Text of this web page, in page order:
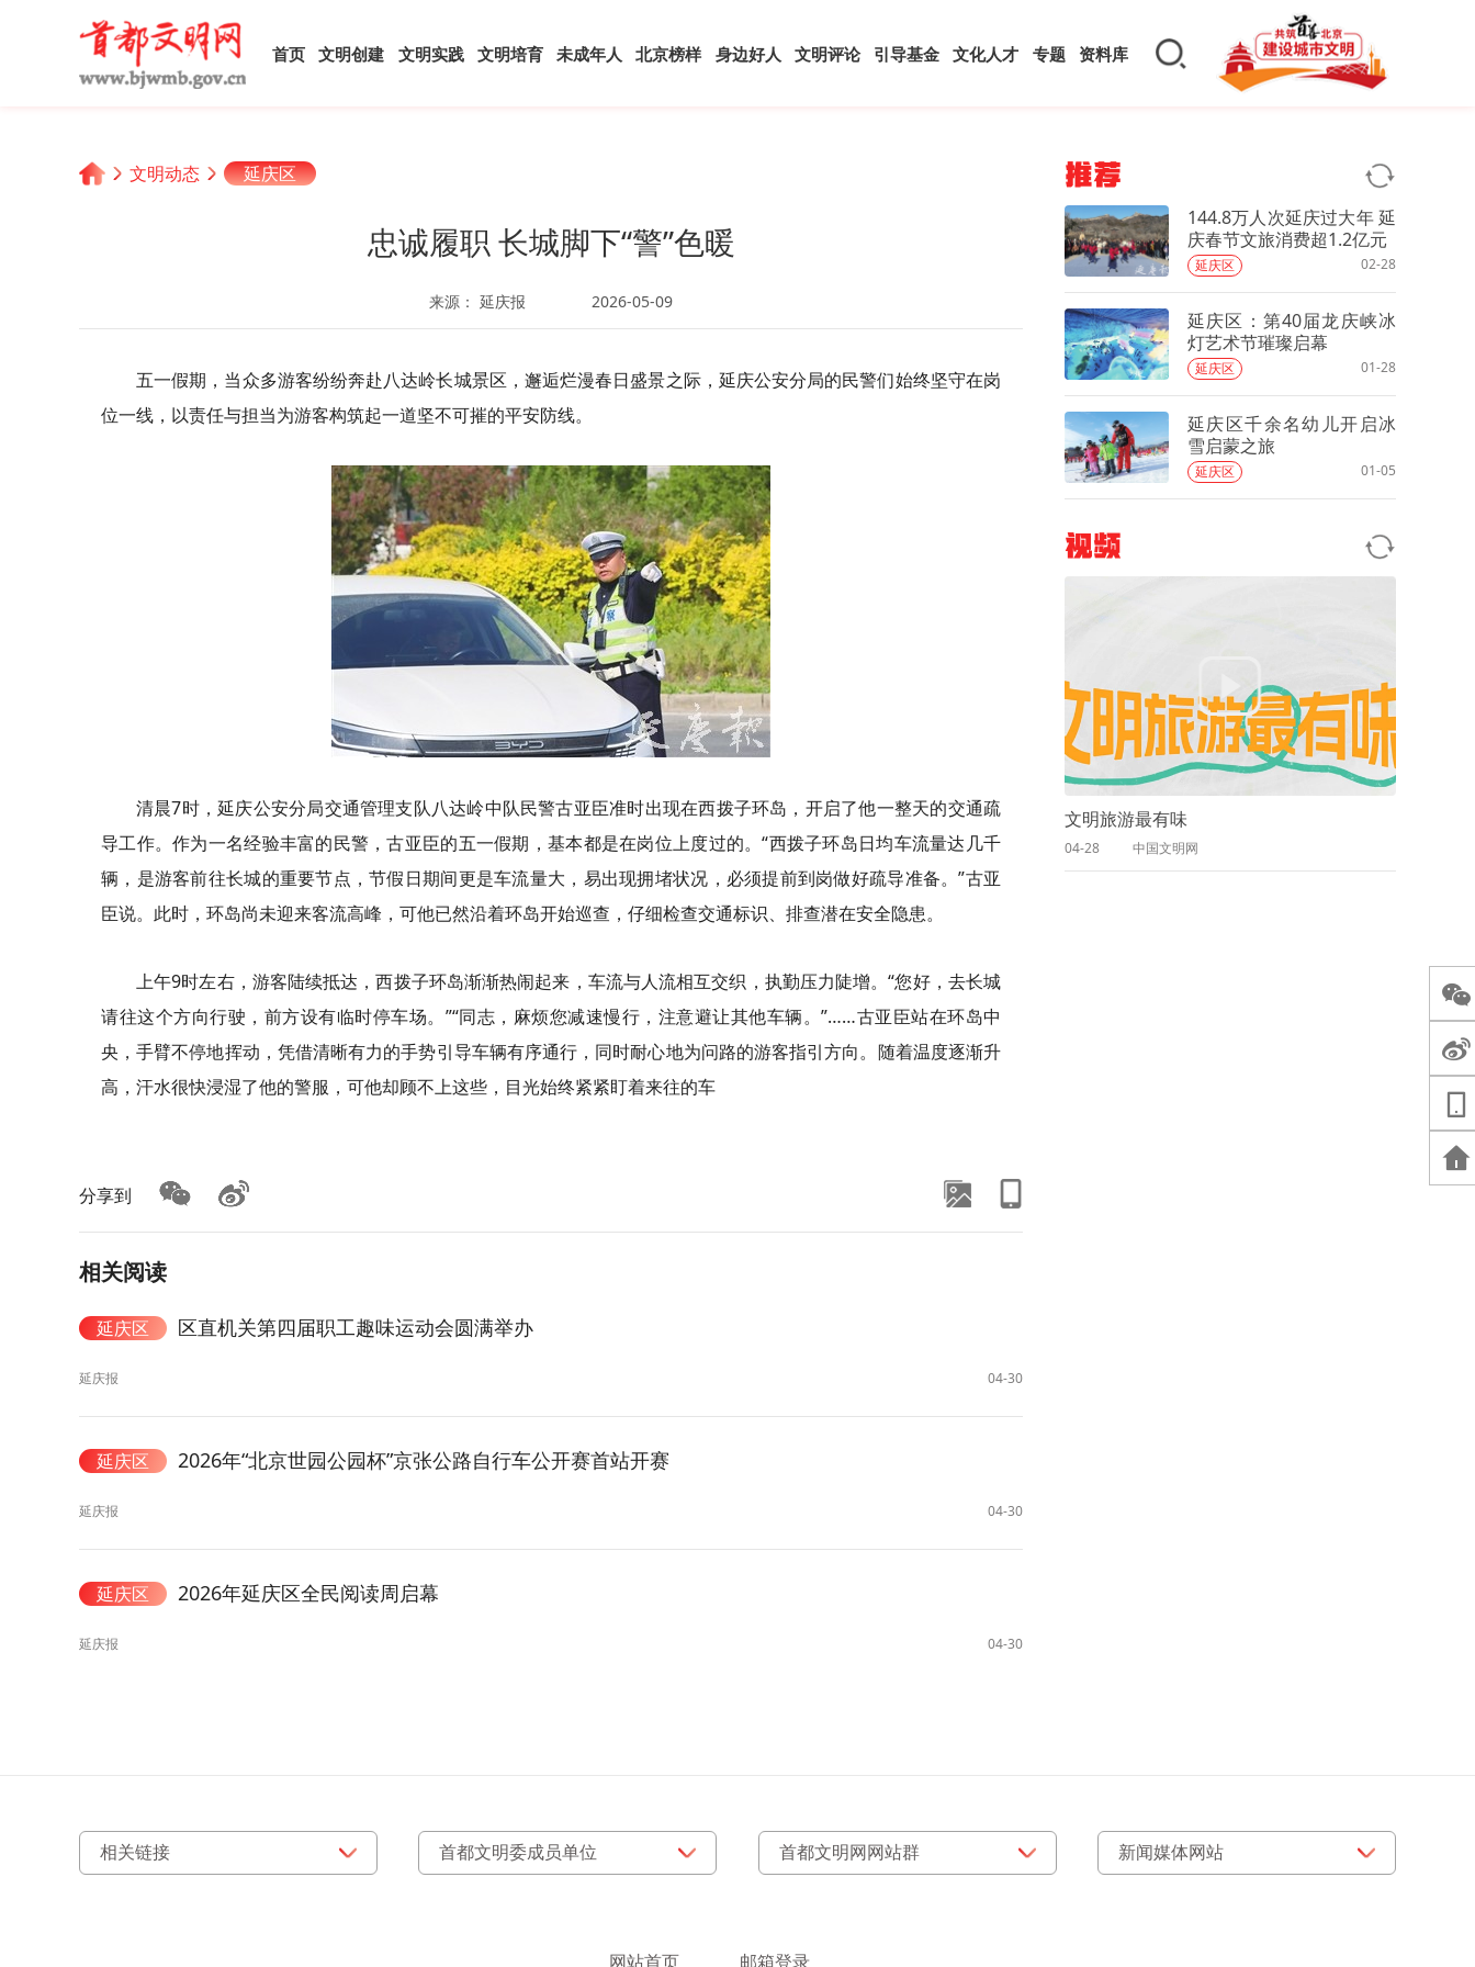
首页 文明创建 文明实践 文明培育 未成年人 北京榜样 身边好人 文明评论 引导基金 文化人才 专题 资料库
文明动态 延庆区
忠诚履职 长城脚下“警”色暖
来源： 延庆报 2026-05-09
五一假期，当众多游客纷纷奔赴八达岭长城景区，邂逅烂漫春日盛景之际，延庆公安分局的民警们始终坚守在岗
位一线，以责任与担当为游客构筑起一道坚不可摧的平安防线。
清晨7时，延庆公安分局交通管理支队八达岭中队民警古亚臣准时出现在西拨子环岛，开启了他一整天的交通疏
导工作。作为一名经验丰富的民警，古亚臣的五一假期，基本都是在岗位上度过的。“西拨子环岛日均车流量达几千
辆，是游客前往长城的重要节点，节假日期间更是车流量大，易出现拥堵状况，必须提前到岗做好疏导准备。”古亚
臣说。此时，环岛尚未迎来客流高峰，可他已然沿着环岛开始巡查，仔细检查交通标识、排查潜在安全隐患。
上午9时左右，游客陆续抵达，西拨子环岛渐渐热闹起来，车流与人流相互交织，执勤压力陡增。“您好，去长城
请往这个方向行驶，前方设有临时停车场。”“同志，麻烦您减速慢行，注意避让其他车辆。”……古亚臣站在环岛中
央，手臂不停地挥动，凭借清晰有力的手势引导车辆有序通行，同时耐心地为问路的游客指引方向。随着温度逐渐升
高，汗水很快浸湿了他的警服，可他却顾不上这些，目光始终紧紧盯着来往的车
分享到
相关阅读
延庆区 区直机关第四届职工趣味运动会圆满举办
延庆报 04-30
延庆区 2026年“北京世园公园杯”京张公路自行车公开赛首站开赛
延庆报 04-30
延庆区 2026年延庆区全民阅读周启幕
延庆报 04-30
推荐
144.8万人次延庆过大年 延
庆春节文旅消费超1.2亿元
延庆区 02-28
延庆区：第40届龙庆峡冰
灯艺术节璀璨启幕
延庆区 01-28
延庆区千余名幼儿开启冰
雪启蒙之旅
延庆区 01-05
视频
文明旅游最有味
04-28 中国文明网
网站首页 邮箱登录